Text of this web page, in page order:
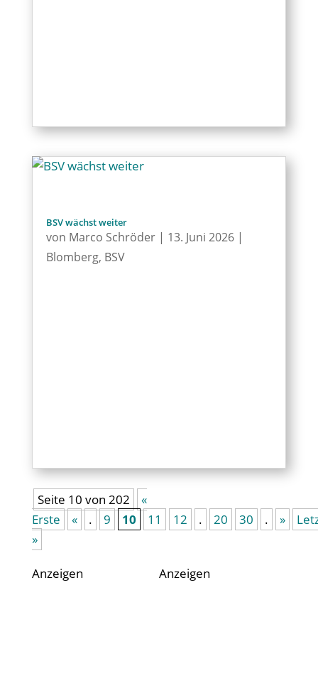
BSV wächst weiter
von Marco Schröder| 13. Juni 2026|
Blomberg, BSV
Seite 10 von 202
«
Erste
« . 9 10 11 12 . 20 30 . »
»
Anzeigen Anzeigen